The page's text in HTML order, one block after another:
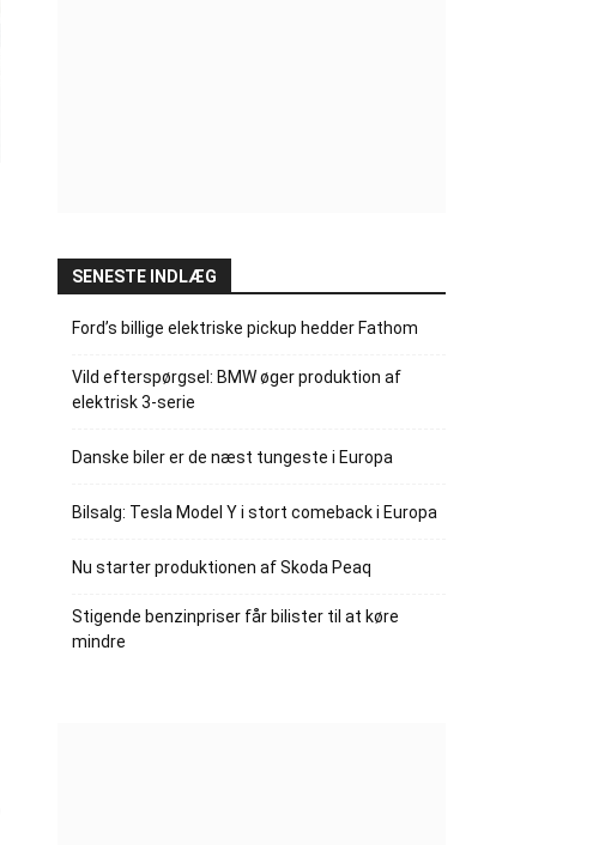
SENESTE INDLÆG
Ford’s billige elektriske pickup hedder Fathom
Vild efterspørgsel: BMW øger produktion af
elektrisk 3-serie
Danske biler er de næst tungeste i Europa
Bilsalg: Tesla Model Y i stort comeback i Europa
Nu starter produktionen af Skoda Peaq
Stigende benzinpriser får bilister til at køre
mindre